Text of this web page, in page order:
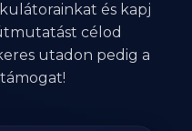
és kapj
célod
utadon pedig a